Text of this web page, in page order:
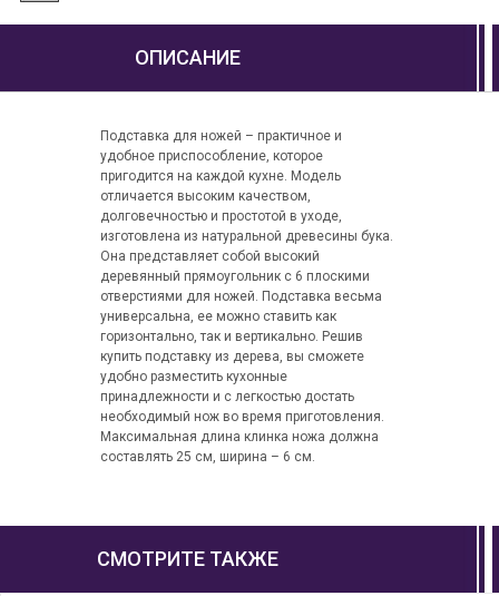
ОПИСАНИЕ
Подставка для ножей – практичное и
удобное приспособление, которое
пригодится на каждой кухне. Модель
отличается высоким качеством,
долговечностью и простотой в уходе,
изготовлена из натуральной древесины бука.
Она представляет собой высокий
деревянный прямоугольник с 6 плоскими
отверстиями для ножей. Подставка весьма
универсальна, ее можно ставить как
горизонтально, так и вертикально. Решив
купить подставку из дерева, вы сможете
удобно разместить кухонные
принадлежности и с легкостью достать
необходимый нож во время приготовления.
Максимальная длина клинка ножа должна
составлять 25 см, ширина – 6 см.
СМОТРИТЕ ТАКЖЕ